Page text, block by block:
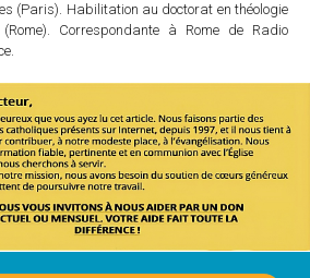
(Paris). Habilitation au doctorat en théologie
Correspondante à Rome de Radio